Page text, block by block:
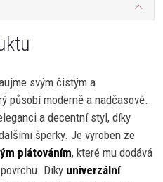
svým čistým a
působí moderně a nadčasově.
a decentní styl, díky
šperky. Je vyroben ze
plátováním, které mu dodává
Díky univerzální